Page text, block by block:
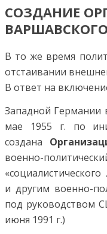
СОЗДАНИЕ
В то же время
отстаивании
В ответ на
Западной
мае 1955 г. по
создана
военно-
и другим военно-
под руководством
июня 1991 г.)